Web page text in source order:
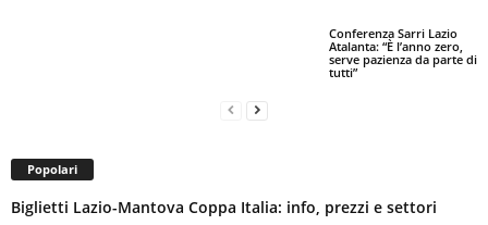
Conferenza Sarri Lazio
Atalanta: “È l’anno zero,
serve pazienza da parte di
tutti”
Popolari
Biglietti Lazio-Mantova Coppa Italia: info, prezzi e settori